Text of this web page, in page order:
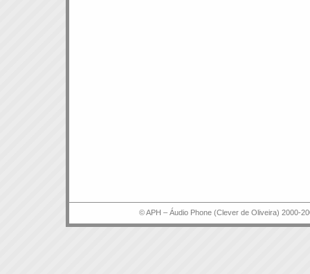
© APH – Áudio Phone (Clever de Oliveira) 2000-